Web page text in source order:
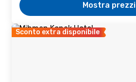
Mostra prezzi
Sconto extra disponibile